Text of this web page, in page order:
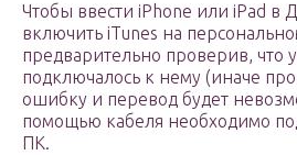
Чтобы ввести iPhone или iPad в
включить iTunes на
предварительно проверив, что
подключалось к нему (иначе
ошибку и перевод будет
помощью кабеля необходимо
ПК.